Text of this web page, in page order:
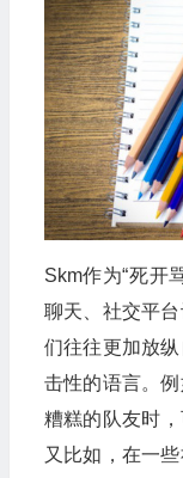
Skm作为“死开
聊天、社交平
们往往更加放
击性的语言。
糟糕的队友时
又比如，在一